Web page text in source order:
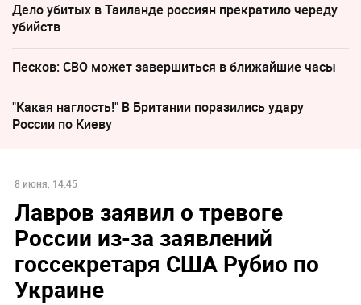
Дело убитых в Таиланде россиян прекратило череду
убийств
Песков: СВО может завершиться в ближайшие часы
"Какая наглость!" В Британии поразились удару
России по Киеву
8 июня, 14:45
Лавров заявил о тревоге
России из-за заявлений
госсекретаря США Рубио по
Украине